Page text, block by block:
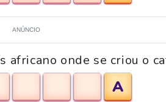
ANÚNCIO
africano onde se criou o
A